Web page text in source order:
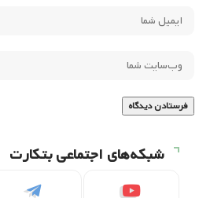
شبکه‌های اجتماعی بتکارت